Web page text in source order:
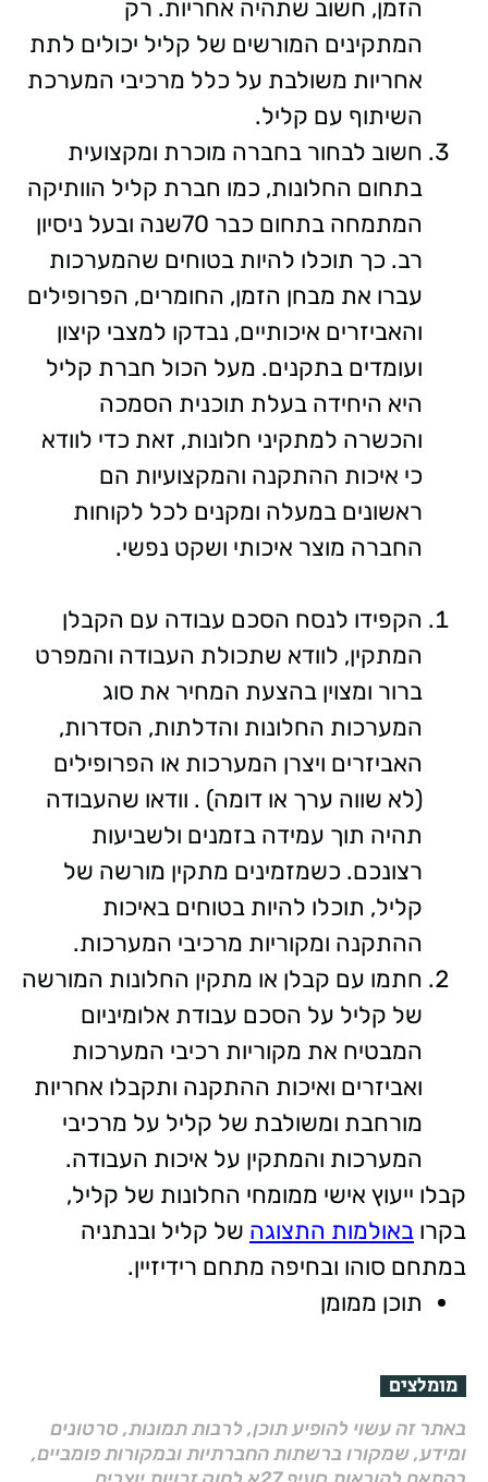
הזמן, חשוב שתהיה אחריות. רק
המתקינים המורשים של קליל יכולים לתת
אחריות משולבת על כלל מרכיבי המערכת
השיתוף עם קליל.
חשוב לבחור בחברה מוכרת ומקצועית
בתחום החלונות, כמו חברת קליל הוותיקה
המתמחה בתחום כבר 70שנה ובעל ניסיון
רב. כך תוכלו להיות בטוחים שהמערכות
עברו את מבחן הזמן, החומרים, הפרופילים
והאביזרים איכותיים, נבדקו למצבי קיצון
ועומדים בתקנים. מעל הכול חברת קליל
היא היחידה בעלת תוכנית הסמכה
והכשרה למתקיני חלונות, זאת כדי לוודא
כי איכות ההתקנה והמקצועיות הם
ראשונים במעלה ומקנים לכל לקוחות
החברה מוצר איכותי ושקט נפשי.
הקפידו לנסח הסכם עבודה עם הקבלן
המתקין, לוודא שתכולת העבודה והמפרט
ברור ומצוין בהצעת המחיר את סוג
המערכות החלונות והדלתות, הסדרות,
האביזרים ויצרן המערכות או הפרופילים
(לא שווה ערך או דומה) . וודאו שהעבודה
תהיה תוך עמידה בזמנים ולשביעות
רצונכם. כשמזמינים מתקין מורשה של
קליל, תוכלו להיות בטוחים באיכות
ההתקנה ומקוריות מרכיבי המערכות.
חתמו עם קבלן או מתקין החלונות המורשה
של קליל על הסכם עבודת אלומיניום
המבטיח את מקוריות רכיבי המערכות
ואביזרים ואיכות ההתקנה ותקבלו אחריות
מורחבת ומשולבת של קליל על מרכיבי
המערכות והמתקין על איכות העבודה.
קבלו ייעוץ אישי ממומחי החלונות של קליל,
בקרו באולמות התצוגה של קליל ובנתניה
במתחם סוהו ובחיפה מתחם רידיזיין.
תוכן ממומן
מומלצים
באתר זה עשוי להופיע תוכן, לרבות תמונות, סרטונים
ומידע, שמקורו ברשתות החברתיות ובמקורות פומביים,